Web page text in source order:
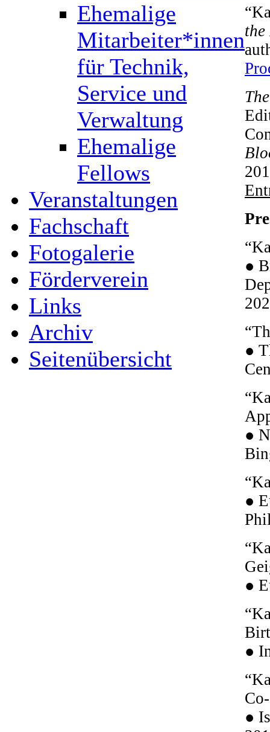
Ehemalige
Mitarbeiter*innen
für Technik,
Service und
Verwaltung
Ehemalige
Fellows
Veranstaltungen
Fachschaft
Fotogalerie
Förderverein
Links
Archiv
Seitenübersicht
the
●
●
●
●
●
●
●